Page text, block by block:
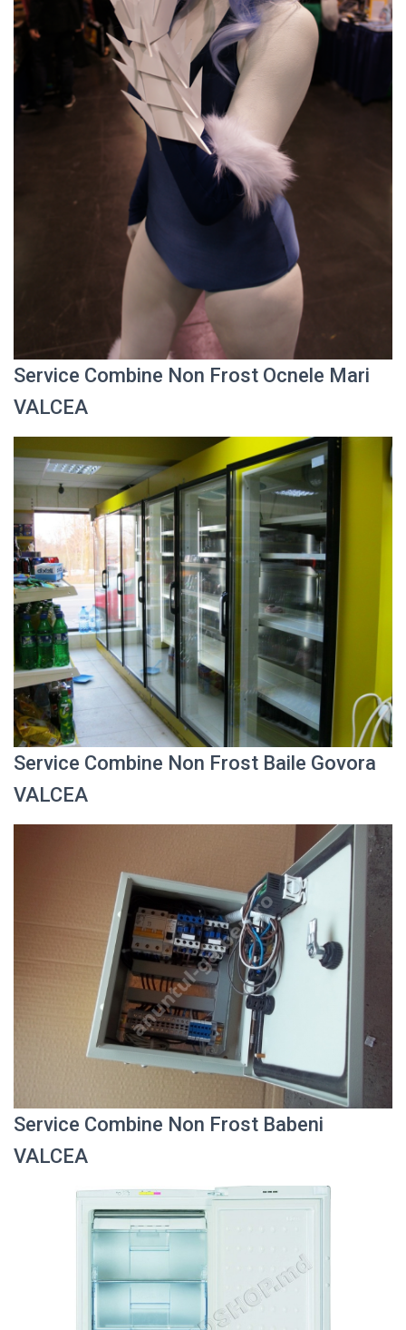
Service Combine Non Frost Ocnele Mari
VALCEA
Service Combine Non Frost Baile Govora
VALCEA
Service Combine Non Frost Babeni
VALCEA